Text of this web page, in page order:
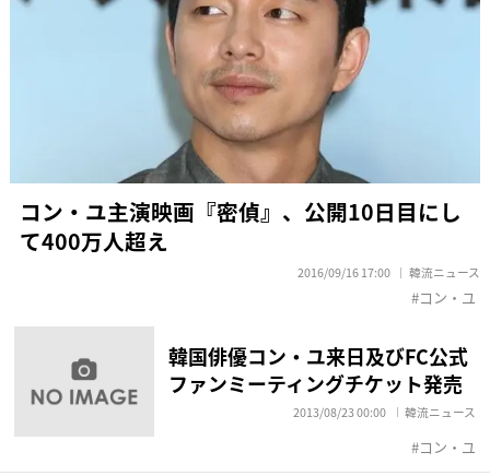
コン・ユ主演映画『密偵』、公開10日目にし
て400万人超え
2016/09/16 17:00 韓流ニュース
コン・ユ
韓国俳優コン・ユ来日及びFC公式
ファンミーティングチケット発売
2013/08/23 00:00 韓流ニュース
コン・ユ